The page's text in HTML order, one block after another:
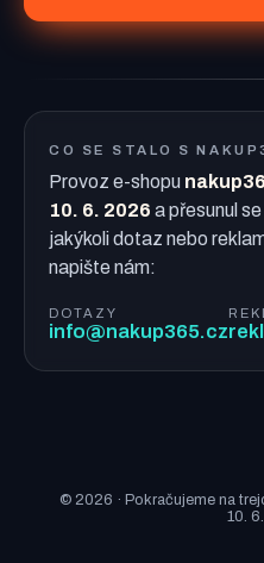
CO SE STALO S
Provoz e-shopu
10. 6. 2026 a přesunul
jakýkoli dotaz nebo
napište nám:
DOTAZY
info@nakup365.cz
© 2026 · Pokračujeme na
10.